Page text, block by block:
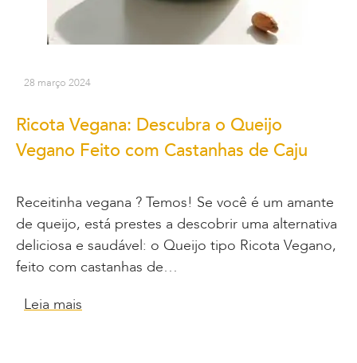
28 março 2024
Ricota Vegana: Descubra o Queijo
Vegano Feito com Castanhas de Caju
Receitinha vegana ? Temos! Se você é um amante
de queijo, está prestes a descobrir uma alternativa
deliciosa e saudável: o Queijo tipo Ricota Vegano,
feito com castanhas de…
Leia mais